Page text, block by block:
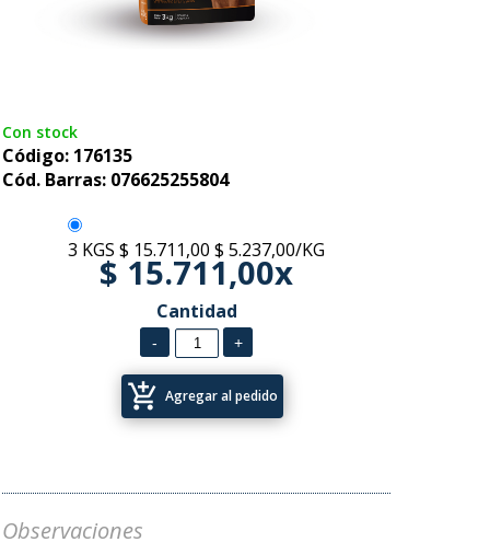
Con stock
Código: 176135
Cód. Barras: 076625255804
3 KGS $ 15.711,00 $ 5.237,00/KG
$ 15.711,00x
Cantidad
add_shopping_cart Agregar al pedido
Observaciones